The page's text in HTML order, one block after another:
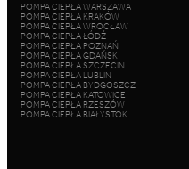
POMPA CIEPŁA WARSZAWA
POMPA CIEPŁA KRAKÓW
POMPA CIEPŁA WROCŁAW
POMPA CIEPŁA ŁÓDŹ
POMPA CIEPŁA POZNAŃ
POMPA CIEPŁA GDAŃSK
POMPA CIEPŁA SZCZECIN
POMPA CIEPŁA LUBLIN
POMPA CIEPŁA BYDGOSZCZ
POMPA CIEPŁA KATOWICE
POMPA CIEPŁA RZESZÓW
POMPA CIEPŁA BIAŁYSTOK